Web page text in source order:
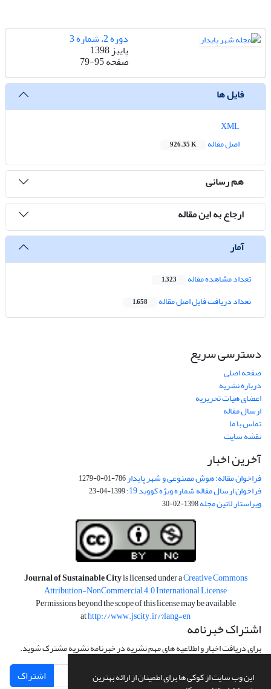
این وب سایت از کوکی ها برای اطمینان از ارائه بهترین
دوره 2، شماره 3
پاییز 1398
صفحه79-95
فایل ها
اصل مقاله
926.35 K
هم رسانی
ارجاع به این مقاله
آمار
تعداد مشاهده مقاله 1,323
تعداد دریافت فایل اصل مقاله 1,658
دسترسی سریع
صفحه اصلی
درباره نشریه
اعضای هیات تحریریه
ارسال مقاله
تماس با ما
نقشه سایت
آخرین اخبار
فراخوان مقاله: هوش مصنوعی و شهر پایدار786-01-0-1279
فراخوان ارسال مقاله شماره ویژه کووید 19: 1399-04-23
ویراستار لاتین مجله1398-02-30
Journal of Sustainable Cityis licensed under aCreative Commons
Attribution-NonCommercial 4.0 International License
Permissions beyond the scope of this license may be available
athttp://www.jscity.ir/?lang=en
اشتراک خبرنامه
برای دریافت اخبار و اطلاعیه های مهم نشریه در خبرنامه نشریه مشترک شوید.
اشتراک